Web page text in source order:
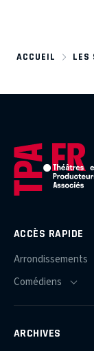
ACCUEIL LES
ACCÈS RAPIDE
ARCHIVES